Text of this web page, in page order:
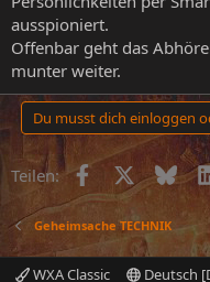
ausspioniert.
Offenbar geht das
munter weiter.
Du musst dich einloggen
Teilen: Facebook
X
Geheimsache TECHNIK
WXA Classic Deutsch